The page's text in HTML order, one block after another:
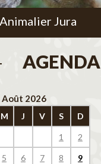
Jura
AGENDA
Août 2026
M J V S D
1 2
5 6 7 8 9